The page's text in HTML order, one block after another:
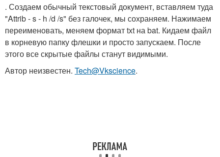
. Создаем обычный текстовый документ, вставляем туда
"Attrib - s - h /d /s" без галочек, мы сохраняем. Нажимаем
переименовать, меняем формат txt на bat. Кидаем файл
в корневую папку флешки и просто запускаем. После
этого все скрытые файлы станут видимыми.
Автор неизвестен. Tech@Vkscience.